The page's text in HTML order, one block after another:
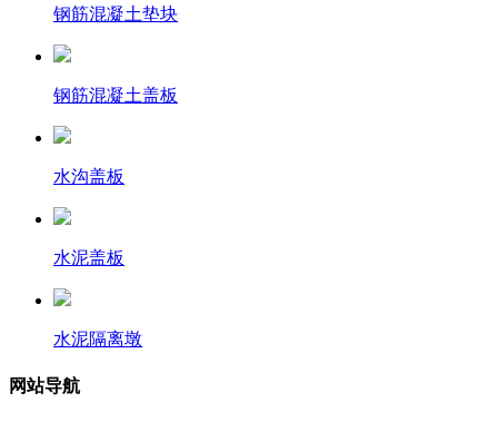
钢筋混凝土垫块
钢筋混凝土盖板
水沟盖板
水泥盖板
水泥隔离墩
网站导航